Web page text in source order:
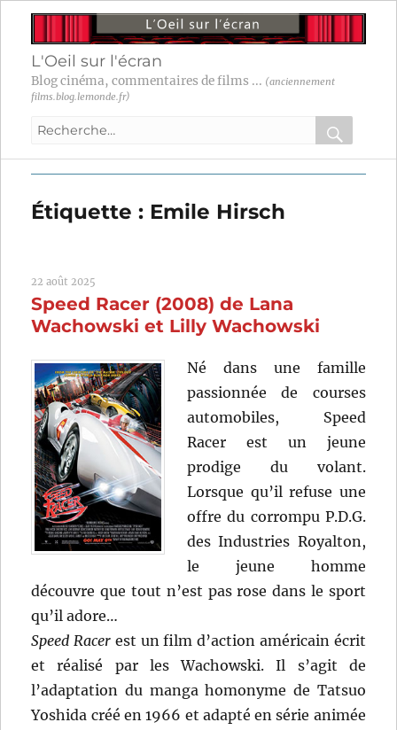
L'Oeil sur l'écran
Blog cinéma, commentaires de films ... (anciennement
films.blog.lemonde.fr)
Recherche
:
OK
Étiquette : Emile Hirsch
22 août 2025
Speed Racer (2008) de Lana
Wachowski et Lilly Wachowski
Né dans une famille
passionnée de courses
automobiles, Speed
Racer est un jeune
prodige du volant.
Lorsque qu’il refuse une
offre du corrompu P.D.G.
des Industries Royalton,
le jeune homme
découvre que tout n’est pas rose dans le sport
qu’il adore…
Speed Racer est un film d’action américain écrit
et réalisé par les Wachowski. Il s’agit de
l’adaptation du manga homonyme de Tatsuo
Yoshida créé en 1966 et adapté en série animée